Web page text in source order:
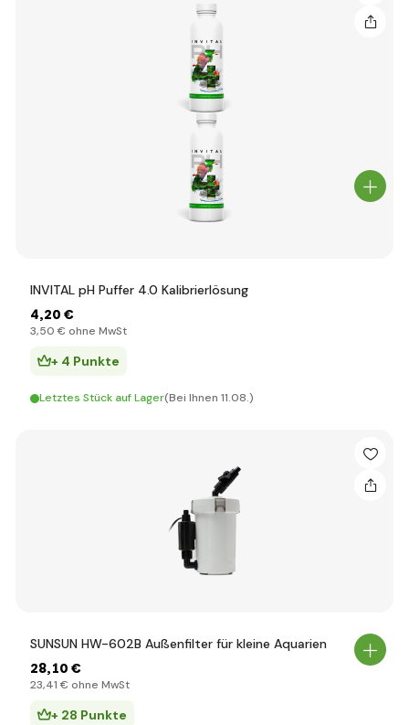
INVITAL pH Puffer 4.0 Kalibrierlösung
4,20 €
3,50 € ohne MwSt
+ 4 Punkte
Letztes Stück auf Lager(Bei Ihnen 11.08.)
SUNSUN HW-602B Außenfilter für kleine Aquarien
28,10 €
23,41 € ohne MwSt
+ 28 Punkte